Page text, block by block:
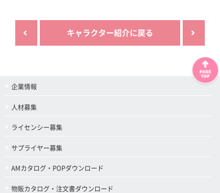
キャラクター紹介に戻る
企業情報
人材募集
ライセンシー募集
サプライヤー募集
AMカタログ・POPダウンロード
物販カタログ・注文書ダウンロード